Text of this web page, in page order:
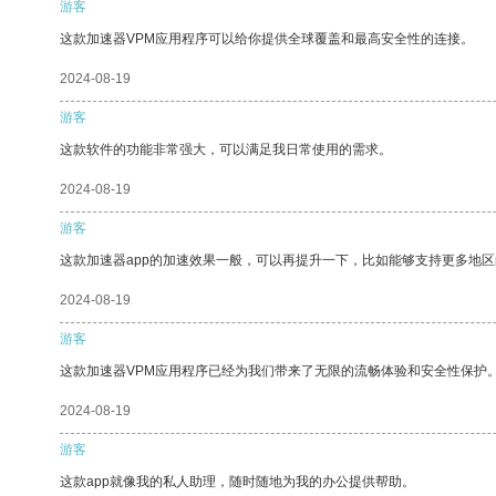
游客
这款加速器VPM应用程序可以给你提供全球覆盖和最高安全性的连接。
2024-08-19
游客
这款软件的功能非常强大，可以满足我日常使用的需求。
2024-08-19
游客
这款加速器app的加速效果一般，可以再提升一下，比如能够支持更多地区
2024-08-19
游客
这款加速器VPM应用程序已经为我们带来了无限的流畅体验和安全性保护。
2024-08-19
游客
这款app就像我的私人助理，随时随地为我的办公提供帮助。